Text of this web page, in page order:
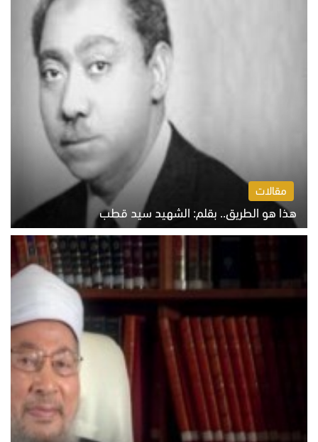
مقالات
هذا هو الطريق.. بقلم: الشهيد سيد قطب
الخميس 6 أغسطس 2026 10:52 ص